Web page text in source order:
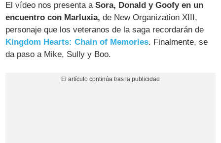
El vídeo nos presenta aSora, Donald y Goofy en un
encuentro con Marluxia, de New Organization XIII,
personaje que los veteranos de la saga recordarán de
Kingdom Hearts: Chain of Memories. Finalmente, se
da paso a Mike, Sully y Boo.